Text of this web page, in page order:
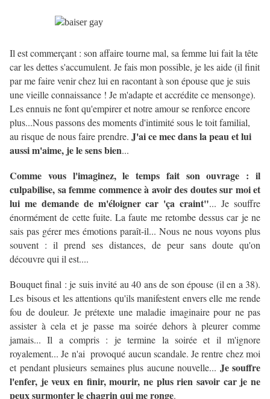
Il est commerçant : son affaire tourne mal, sa femme lui fait la tête
car les dettes s'accumulent. Je fais mon possible, je les aide (il finit
par me faire venir chez lui en racontant à son épouse que je suis
une vieille connaissance ! Je m'adapte et accrédite ce mensonge).
Les ennuis ne font qu'empirer et notre amour se renforce encore
plus...Nous passons des moments d'intimité sous le toit familial,
au risque de nous faire prendre. J'ai ce mec dans la peau et lui
aussi m'aime, je le sens bien...
Comme vous l'imaginez, le temps fait son ouvrage : il
culpabilise, sa femme commence à avoir des doutes sur moi et
lui me demande de m'éloigner car 'ça craint"... Je souffre
énormément de cette fuite. La faute me retombe dessus car je ne
sais pas gérer mes émotions paraît-il... Nous ne nous voyons plus
souvent : il prend ses distances, de peur sans doute qu'on
découvre qui il est....
Bouquet final : je suis invité au 40 ans de son épouse (il en a 38).
Les bisous et les attentions qu'ils manifestent envers elle me rende
fou de douleur. Je prétexte une maladie imaginaire pour ne pas
assister à cela et je passe ma soirée dehors à pleurer comme
jamais... Il a compris : je termine la soirée et il m'ignore
royalement... Je n'ai provoqué aucun scandale. Je rentre chez moi
et pendant plusieurs semaines plus aucune nouvelle... Je souffre
l'enfer, je veux en finir, mourir, ne plus rien savoir car je ne
peux surmonter le chagrin qui me ronge.